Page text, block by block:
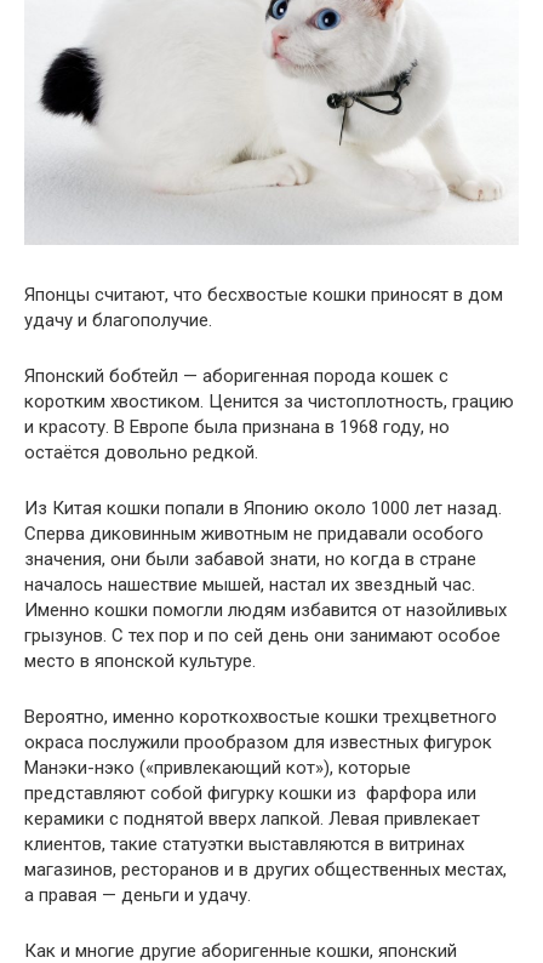
Японцы считают, что бесхвостые кошки приносят в дом
удачу и благополучие.
Японский бобтейл — аборигенная порода кошек с
коротким хвостиком. Ценится за чистоплотность, грацию
и красоту. В Европе была признана в 1968 году, но
остаётся довольно редкой.
Из Китая кошки попали в Японию около 1000 лет назад.
Сперва диковинным животным не придавали особого
значения, они были забавой знати, но когда в стране
началось нашествие мышей, настал их звездный час.
Именно кошки помогли людям избавится от назойливых
грызунов. С тех пор и по сей день они занимают особое
место в японской культуре.
Вероятно, именно короткохвостые кошки трехцветного
окраса послужили прообразом для известных фигурок
Манэки-нэко («привлекающий кот»), которые
представляют собой фигурку кошки из фарфора или
керамики с поднятой вверх лапкой. Левая привлекает
клиентов, такие статуэтки выставляются в витринах
магазинов, ресторанов и в других общественных местах,
а правая — деньги и удачу.
Как и многие другие аборигенные кошки, японский